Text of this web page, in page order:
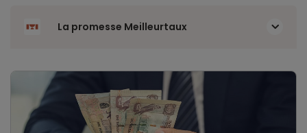
La promesse Meilleurtaux